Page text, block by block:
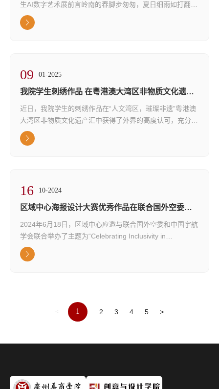
生AI数字艺术展前言岭南的春脚步匆匆，夏日细雨如打翻的
砚台，将天地染成朦胧水墨。郭湘黔的《丹霞》在氤氲晨雾
中铺展，墨香萦绕间，淡雅色彩于宣纸上层层晕染——水墨
阔。笔墨是水墨之魂。郭湘黔以空灵写...
09 01-2025
我院学生刺绣作品 在粤港澳大湾区非物质文化遗产
汇中大放异彩
近日，我院学生的刺绣作品在“人文湾区，璀璨非遗”粤港澳
大湾区非物质文化遗产汇中获得了外界的高度认可，充分展
示了学院在传统文化与现代设计结合方面的教学成果。此次
参展的99道粤菜刺绣作品，是学校“一院一品牌”特色项目的
人，五育并举”教育理念下的显...
16 10-2024
区域中心海报设计大赛优秀作品在联合国外空委展
出
2024年6月18日，区域中心应邀与联合国外空委和中国宇航
学会联合举办了主题为“Celebrating Inclusivity in
Space（庆祝太空包容性）”主题海报设计展。本次展览区
域中心参展作品，区域中心与联合国外空委洪幸怡、李洪庆
了外空委各成员国代表及参会观众的广泛...
< 1 2 3 4 5 >